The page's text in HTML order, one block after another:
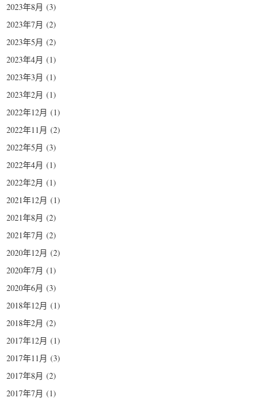
2023年8月 (3)
2023年7月 (2)
2023年5月 (2)
2023年4月 (1)
2023年3月 (1)
2023年2月 (1)
2022年12月 (1)
2022年11月 (2)
2022年5月 (3)
2022年4月 (1)
2022年2月 (1)
2021年12月 (1)
2021年8月 (2)
2021年7月 (2)
2020年12月 (2)
2020年7月 (1)
2020年6月 (3)
2018年12月 (1)
2018年2月 (2)
2017年12月 (1)
2017年11月 (3)
2017年8月 (2)
2017年7月 (1)